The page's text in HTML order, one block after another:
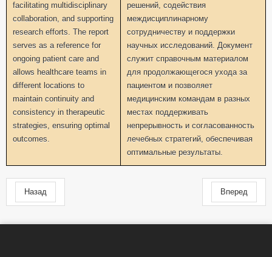
facilitating multidisciplinary
collaboration, and supporting
research efforts. The report
serves as a reference for
ongoing patient care and
allows healthcare teams in
different locations to
maintain continuity and
consistency in therapeutic
strategies, ensuring optimal
outcomes.
решений, содействия
междисциплинарному
сотрудничеству и поддержки
научных исследований. Документ
служит справочным материалом
для продолжающегося ухода за
пациентом и позволяет
медицинским командам в разных
местах поддерживать
непрерывность и согласованность
лечебных стратегий, обеспечивая
оптимальные результаты.
Назад Вперед